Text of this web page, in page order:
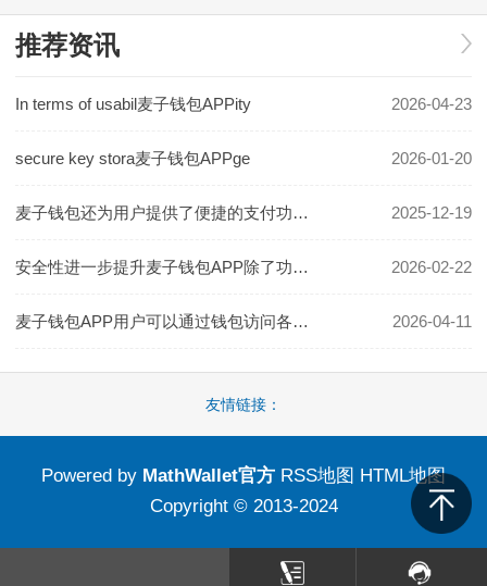
推荐资讯
In terms of usabil麦子钱包APPity 2026-04-23
secure key stora麦子钱包APPge 2026-01-20
麦子钱包还为用户提供了便捷的支付功能麦子钱包APP 2025-12-19
安全性进一步提升麦子钱包APP除了功能的全面升级 2026-02-22
麦子钱包APP用户可以通过钱包访问各种去中心化应用 2026-04-11
友情链接：
Powered by MathWallet官方 RSS地图
HTML地图
Copyright © 2013-2024